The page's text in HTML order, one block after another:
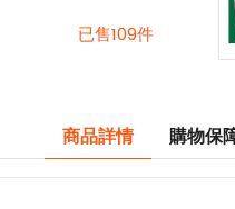
已售109件
商品詳情 購物保